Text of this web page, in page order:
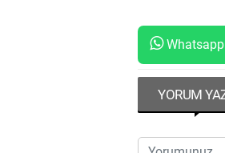
Whatsapp
YORUM